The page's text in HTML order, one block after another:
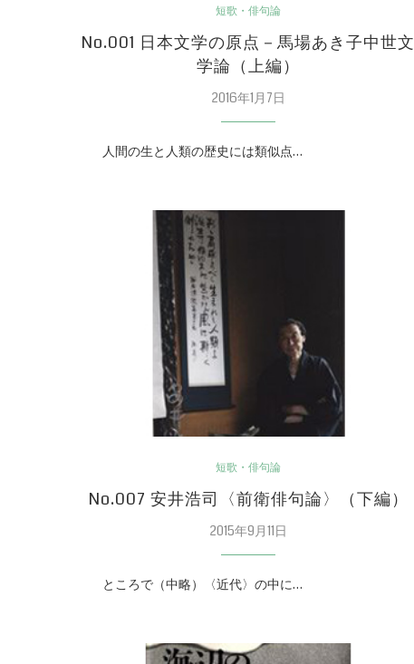
短歌・俳句論
No.001 日本文学の原点－馬場あき子中世文
学論（上編）
2016年1月7日
人間の生と人類の歴史には類似点…
短歌・俳句論
No.007 安井浩司〈前衛俳句論〉（下編）
2015年9月11日
ところで（中略）〈近代〉の中に…